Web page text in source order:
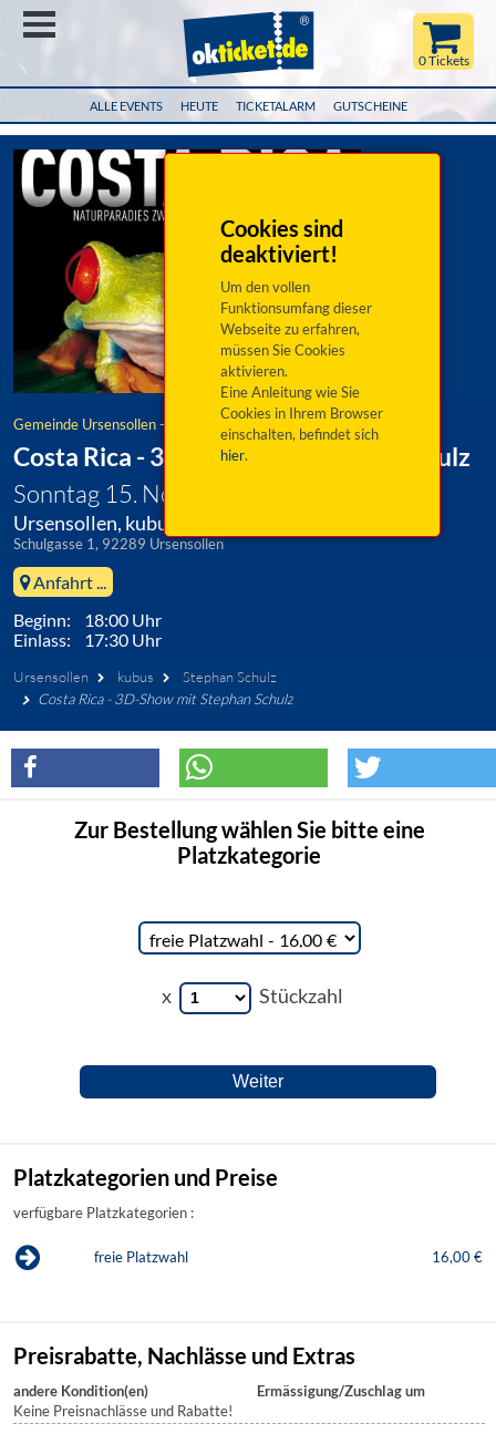
ALLE EVENTS HEUTE TICKETALARM GUTSCHEINE
0 Tickets
Cookies sind
deaktiviert!
Um den vollen
Funktionsumfang dieser
Webseite zu erfahren,
müssen Sie Cookies
aktivieren.
Eine Anleitung wie Sie
Cookies in Ihrem Browser
einschalten, befindet sich
hier.
Gemeinde Ursensollen - kubus
Costa Rica - 3D-Show mit Stephan Schulz
Sonntag 15. November 2026
Ursensollen, kubus
Schulgasse 1, 92289 Ursensollen
Anfahrt ...
Beginn: 18:00 Uhr
Einlass: 17:30 Uhr
Ursensollen kubus
Stephan Schulz
Costa Rica - 3D-Show mit Stephan Schulz
Zur Bestellung wählen Sie bitte eine
Platzkategorie
x Stückzahl
Platzkategorien und Preise
verfügbare Platzkategorien :
freie Platzwahl 16,00 €
Preisrabatte, Nachlässe und Extras
andere Kondition(en)
Ermässigung/Zuschlag um
Keine Preisnachlässe und Rabatte!